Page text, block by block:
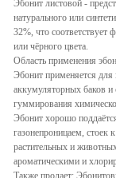
Эбонит листовой -
натурального или
32%, что
или чёрного цвета.
Область применения
Эбонит применяется для
аккумуляторных баков и
гуммирования
Эбонит хорошо
газонепроницаем, стоек
растительных и
ароматическими и
Также продает: